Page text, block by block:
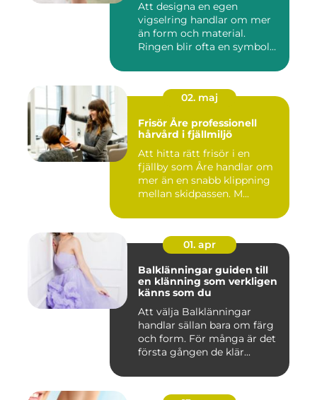
Att designa en egen
vigselring handlar om mer
än form och material.
Ringen blir ofta en symbol
02. maj
Frisör Åre professionell
hårvård i fjällmiljö
Att hitta rätt frisör i en
fjällby som Åre handlar om
mer än en snabb klippning
mellan skidpassen. M...
01. apr
Balklänningar guiden till
en klänning som verkligen
känns som du
Att välja Balklänningar
handlar sällan bara om färg
och form. För många är det
första gången de klär...